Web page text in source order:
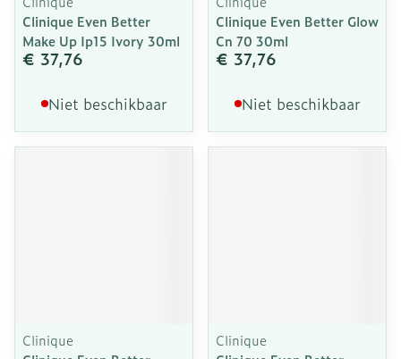
Clinique Even Better
Make Up Ip15 Ivory 30ml
€ 37,76
Niet beschikbaar
Clinique Even Better Glow
Cn 70 30ml
€ 37,76
Niet beschikbaar
Clinique
Clinique